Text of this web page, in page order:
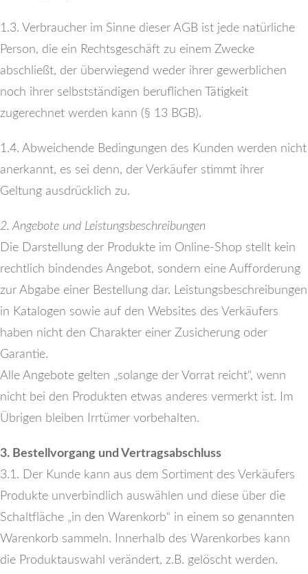
1.3. Verbraucher im Sinne dieser AGB ist jede natürliche
Person, die ein Rechtsgeschäft zu einem Zwecke
abschließt, der überwiegend weder ihrer gewerblichen
noch ihrer selbstständigen beruflichen Tätigkeit
zugerechnet werden kann (§ 13 BGB).
1.4. Abweichende Bedingungen des Kunden werden nicht
anerkannt, es sei denn, der Verkäufer stimmt ihrer
Geltung ausdrücklich zu.
2. Angebote und Leistungsbeschreibungen
Die Darstellung der Produkte im Online-Shop stellt kein
rechtlich bindendes Angebot, sondern eine Aufforderung
zur Abgabe einer Bestellung dar. Leistungsbeschreibungen
in Katalogen sowie auf den Websites des Verkäufers
haben nicht den Charakter einer Zusicherung oder
Garantie.
Alle Angebote gelten „solange der Vorrat reicht“, wenn
nicht bei den Produkten etwas anderes vermerkt ist. Im
Übrigen bleiben Irrtümer vorbehalten.
3. Bestellvorgang und Vertragsabschluss
3.1. Der Kunde kann aus dem Sortiment des Verkäufers
Produkte unverbindlich auswählen und diese über die
Schaltfläche „in den Warenkorb“ in einem so genannten
Warenkorb sammeln. Innerhalb des Warenkorbes kann
die Produktauswahl verändert, z.B. gelöscht werden.